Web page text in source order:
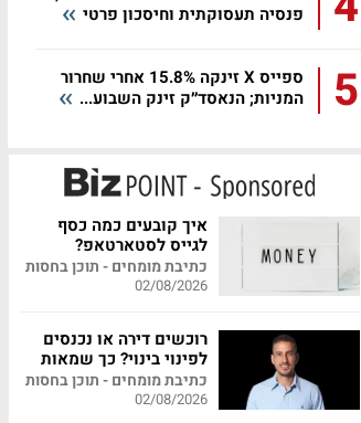
פנסיה תעסוקתית וחיסכון פרטי
5
ספייס X זינקה 15.8% אחרי שחרור
המניות; הנאסד״ק זינק השבוע...
איך קובעים כמה כסף
לגייס לסטארטאפ?
כתיבת מומחים - תוכן בחסות
02/08/2026
רוכשים דירה או נכנסים
לפינוי בינוי? כך שמאות
מקצועית יכולה לחסוך
לכם מאות אלפי שקלים
כתיבת מומחים - תוכן בחסות
02/08/2026